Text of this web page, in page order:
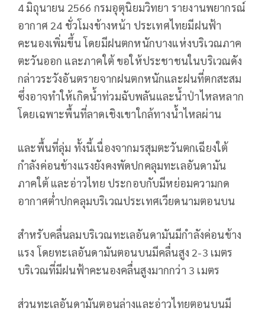
4 มิถุนายน 2566 กรมอุตุนิยมวิทยา รายงานพยากรณ์
อากาศ 24 ชั่วโมงข้างหน้า ประเทศไทยมีฝนฟ้า
คะนองเพิ่มขึ้น โดยมีฝนตกหนักบางแห่งบริเวณภาค
ตะวันออก และภาคใต้ ขอให้ประชาชนในบริเวณดัง
กล่าวระวังอันตรายจากฝนตกหนักและฝนที่ตกสะสม
ซึ่งอาจทำให้เกิดน้ำท่วมฉับพลันและน้ำป่าไหลหลาก
โดยเฉพาะพื้นที่ลาดเชิงเขาใกล้ทางน้ำไหลผ่าน
และพื้นที่ลุ่ม ทั้งนี้เนื่องจากมรสุมตะวันตกเฉียงใต้
กำลังค่อนข้างแรงยังคงพัดปกคลุมทะเลอันดามัน
ภาคใต้ และอ่าวไทย ประกอบกับมีหย่อมความกด
อากาศต่ำปกคลุมบริเวณประเทศเวียดนามตอนบน
สำหรับคลื่นลมบริเวณทะเลอันดามันมีกำลังค่อนข้าง
แรง โดยทะเลอันดามันตอนบนมีคลื่นสูง 2-3 เมตร
บริเวณที่มีฝนฟ้าคะนองคลื่นสูงมากกว่า 3 เมตร
ส่วนทะเลอันดามันตอนล่างและอ่าวไทยตอนบนมี